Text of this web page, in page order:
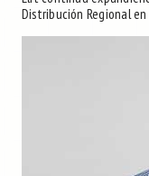
Distribución Regional en